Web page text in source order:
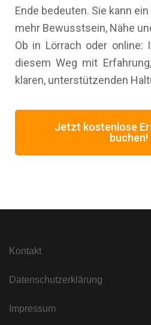
Ende bedeuten. Sie kann
mehr Bewusstsein, Nähe
Ob in Lörrach oder online:
diesem Weg mit
klaren, unterstützenden
Jetzt kostenlose
buchen!
Kontakt
Datenschutzerklärung
Impressum